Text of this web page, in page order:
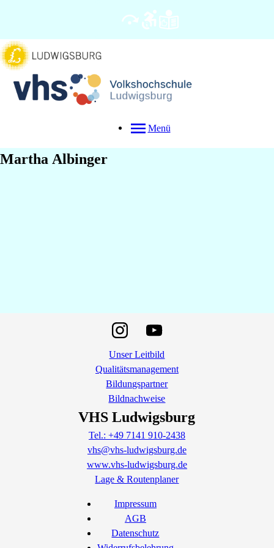
Menü
Martha Albinger
Unser Leitbild
Qualitätsmanagement
Bildungspartner
Bildnachweise
VHS Ludwigsburg
Tel.: +49 7141 910-2438
vhs@vhs-ludwigsburg.de
www.vhs-ludwigsburg.de
Lage & Routenplaner
Impressum
AGB
Datenschutz